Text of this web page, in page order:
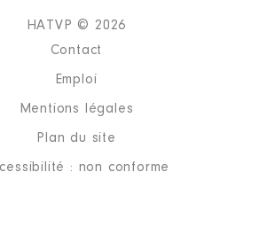
HATVP © 2026
Contact
Emploi
Mentions légales
Plan du site
: non conforme